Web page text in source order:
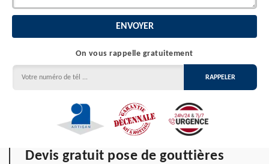
On vous rappelle gratuitement
Devis gratuit pose de gouttières